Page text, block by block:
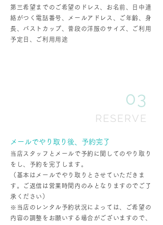
第三希望までのご希望のドレス、お名前、日中連
絡がつく電話番号、メールアドレス、ご年齢、身
長、バストカップ、普段の洋服のサイズ、ご利用
予定日、ご利用用途
03
RESERVE
メールでやり取り後、予約完了
当店スタッフとメールで予約に関してのやり取り
をし、予約を完了します。
（基本はメールでやり取りとさせていただきま
す。ご返信は営業時間内のみとなりますのでご了
承ください）
※当店のレンタル予約状況によっては、ご希望の
内容の調整をお願いする場合がございますので、